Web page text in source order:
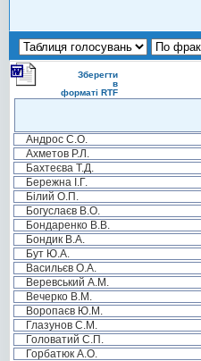
Зберегти
в
форматі RTF
Андрос С.О.
Ахметов Р.Л.
Бахтеєва Т.Д.
Бережна І.Г.
Білий О.П.
Богуслаєв В.О.
Бондаренко В.В.
Бондик В.А.
Бут Ю.А.
Васильєв О.А.
Веревський А.М.
Вечерко В.М.
Воропаєв Ю.М.
Глазунов С.М.
Головатий С.П.
Горбатюк А.О.